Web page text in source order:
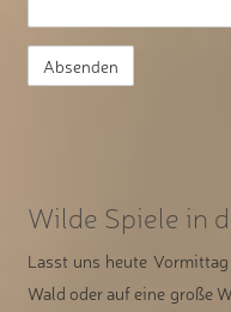
Wilde Spiele in
Lasst uns heute
Wald oder auf eine große